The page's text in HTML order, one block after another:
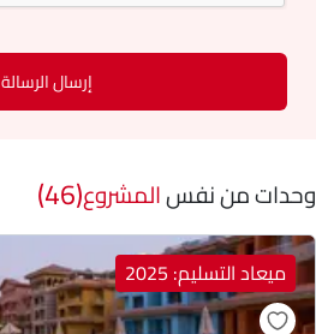
إرسال الرسالة
وحدات من نفسالمشروع(46)
ميعاد التسليم: 2025